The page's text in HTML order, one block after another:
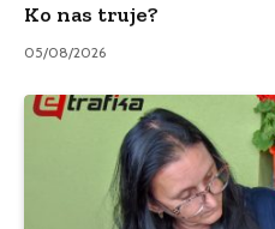
Ko nas truje?
05/08/2026